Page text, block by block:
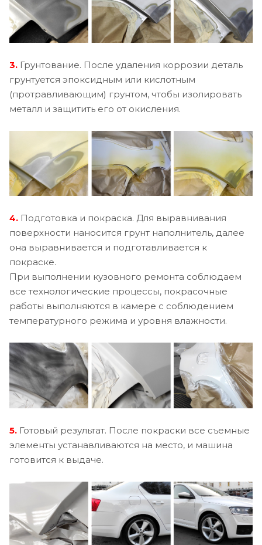
3. Грунтование. После удаления коррозии деталь
грунтуется эпоксидным или кислотным
(протравливающим) грунтом, чтобы изолировать
металл и защитить его от окисления.
4. Подготовка и покраска. Для выравнивания
поверхности наносится грунт наполнитель, далее
она выравнивается и подготавливается к
покраске.
При выполнении кузовного ремонта соблюдаем
все технологические процессы, покрасочные
работы выполняются в камере с соблюдением
температурного режима и уровня влажности.
5. Готовый результат. После покраски все съемные
элементы устанавливаются на место, и машина
готовится к выдаче.